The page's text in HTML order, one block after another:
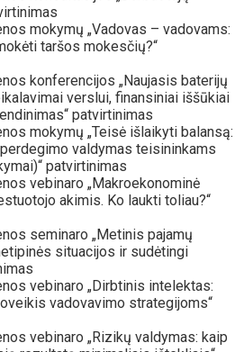
mokymų „Vadovas – vadovams:
taršos mokesčių?“
konferencijos „Naujasis baterijų
verslui, finansiniai iššūkiai
patvirtinimas
mokymų „Teisė išlaikyti balansą:
valdymas teisininkams
patvirtinimas
vebinaro „Makroekonominė
akimis. Ko laukti toliau?“
seminaro „Metinis pajamų
situacijos ir sudėtingi
vebinaro „Dirbtinis intelektas:
vadovavimo strategijoms“
vebinaro „Rizikų valdymas: kaip